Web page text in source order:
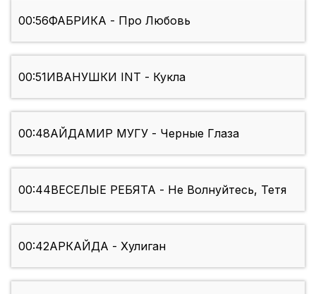
00:56ФАБРИКА - Про Любовь
00:51ИВАНУШКИ INT - Кукла
00:48АЙДАМИР МУГУ - Черные Глаза
00:44ВЕСЕЛЫЕ РЕБЯТА - Не Волнуйтесь, Тетя
00:42АРКАЙДА - Хулиган